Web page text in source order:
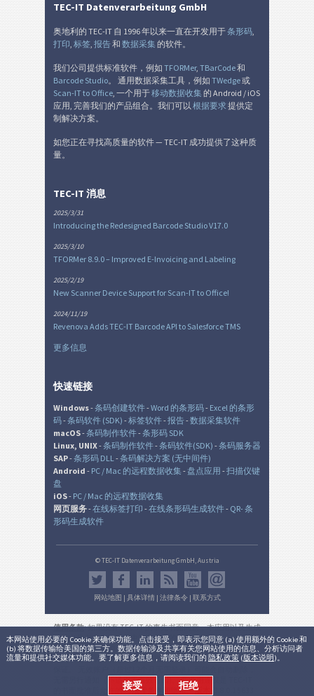
本网站使用必要的 Cookie 来确保功能。点击接受，即表示您同意 (a) 使用额外的 Cookie 和
(b) 将数据传输给美国的第三方。数据传输涉及共享有关您网站使用的信息、分析访问者
流量和提供社交媒体功能。要了解更多信息，请阅读我们的 隐私政策 (版本说明)。
接受 拒绝
I 库存标签
NF Nutrition Labels
€ SEPA 授权
₣ 瑞士 QR 账单
TEC-IT Datenverarbeitung GmbH
奥地利的 TEC-IT 自 1996 年以来一直在开发用于条形码,
打印, 标签, 报告和 数据采集的软件。
我们公司提供标准软件，例如 TFORMer, TBarCode和
Barcode Studio。 通用数据采集工具，例如 TWedge或
Scan-IT to Office, 一个用于移动数据收集的 Android / iOS
应用, 完善我们的产品组合。我们可以 根据要求 提供定
制解决方案。
如您正在寻找高质量的软件 — TEC-IT 成功提供了这种质
量。
TEC-IT 消息
2025/3/31
Introducing the Redesigned Barcode Studio V17.0
2025/3/10
TFORMer 8.9.0 – Improved E-Invoicing and Labeling
2025/2/19
New Scanner Device Support for Scan-IT to Office!
2024/11/19
Revenova Adds TEC-IT Barcode API to Salesforce TMS
更多信息
快速链接
Windows-条码创建软件-Word 的条形码- Excel 的条形
码-条码软件 (SDK) -标签软件-报告-数据采集软件
macOS-条码制作软件-条形码 SDK
Linux, UNIX-条码制作软件-条码软件(SDK) -条码服务器
SAP-条形码 DLL-条码解决方案 (无中间件)
Android - PC / Mac 的远程数据收集- 盘点应用 -扫描仪键
盘
iOS- PC / Mac 的远程数据收集
网页服务-在线标签打印 -在线条形码生成软件- QR- 条
形码生成软件
© TEC-IT Datenverarbeitung GmbH, Austria
网站地图 | 具体详情| 法律条令| 联系方式
使用条款: 如果没有 TEC-IT 的事先书面同意，本应用以及生成
的输出是在非生产环境中的非商业的评估目的而设。 使用只
允许用于法律目的，并根据该有效的国家或国际法规。 本服
务的功能性，正确性和/或不间断可用性或所产生的结果不能
无需另行通知（不适用于有效订阅)。 商业用途仅是 TEC-IT
的书面批准后允许的。法律条件和隐私。版本: